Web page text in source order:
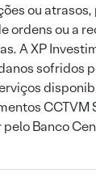
ou
ordens ou a
A XP
sofridos
CCTVM
Banco